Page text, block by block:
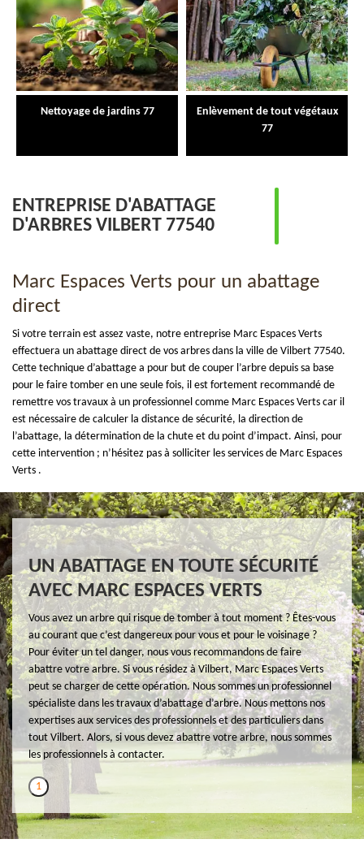
Nettoyage de jardins 77
Enlèvement de tout végétaux
77
ENTREPRISE D'ABATTAGE
D'ARBRES VILBERT 77540
Marc Espaces Verts pour un abattage
direct
Si votre terrain est assez vaste, notre entreprise Marc Espaces Verts
effectuera un abattage direct de vos arbres dans la ville de Vilbert 77540.
Cette technique d’abattage a pour but de couper l’arbre depuis sa base
pour le faire tomber en une seule fois, il est fortement recommandé de
remettre vos travaux à un professionnel comme Marc Espaces Verts car il
est nécessaire de calculer la distance de sécurité, la direction de
l’abattage, la détermination de la chute et du point d’impact. Ainsi, pour
cette intervention ; n’hésitez pas à solliciter les services de Marc Espaces
Verts .
UN ABATTAGE EN TOUTE SÉCURITÉ
AVEC MARC ESPACES VERTS
Vous avez un arbre qui risque de tomber à tout moment ? Êtes-vous
au courant que c’est dangereux pour vous et pour le voisinage ?
Pour éviter un tel danger, nous vous recommandons de faire
abattre votre arbre. Si vous résidez à Vilbert, Marc Espaces Verts
peut se charger de cette opération. Nous sommes un professionnel
spécialiste dans les travaux d’abattage d’arbre. Nous mettons nos
expertises aux services des professionnels et des particuliers dans
tout Vilbert. Alors, si vous devez abattre votre arbre, nous sommes
les professionnels à contacter.
1